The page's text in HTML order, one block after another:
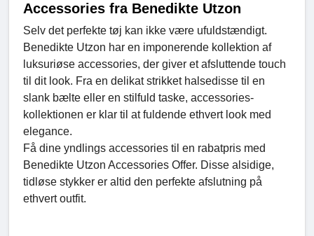
Accessories fra Benedikte Utzon
Selv det perfekte tøj kan ikke være ufuldstændigt.
Benedikte Utzon har en imponerende kollektion af
luksuriøse accessories, der giver et afsluttende touch
til dit look. Fra en delikat strikket halsedisse til en
slank bælte eller en stilfuld taske, accessories-
kollektionen er klar til at fuldende ethvert look med
elegance.
Få dine yndlings accessories til en rabatpris med
Benedikte Utzon Accessories Offer. Disse alsidige,
tidløse stykker er altid den perfekte afslutning på
ethvert outfit.